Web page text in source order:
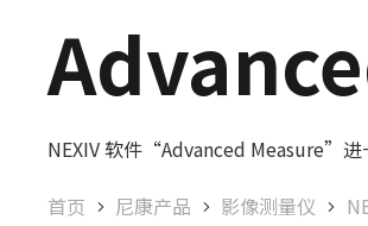
NEXIV 软件“Advanced Measure”进
首页
尼康产品 影像测量仪